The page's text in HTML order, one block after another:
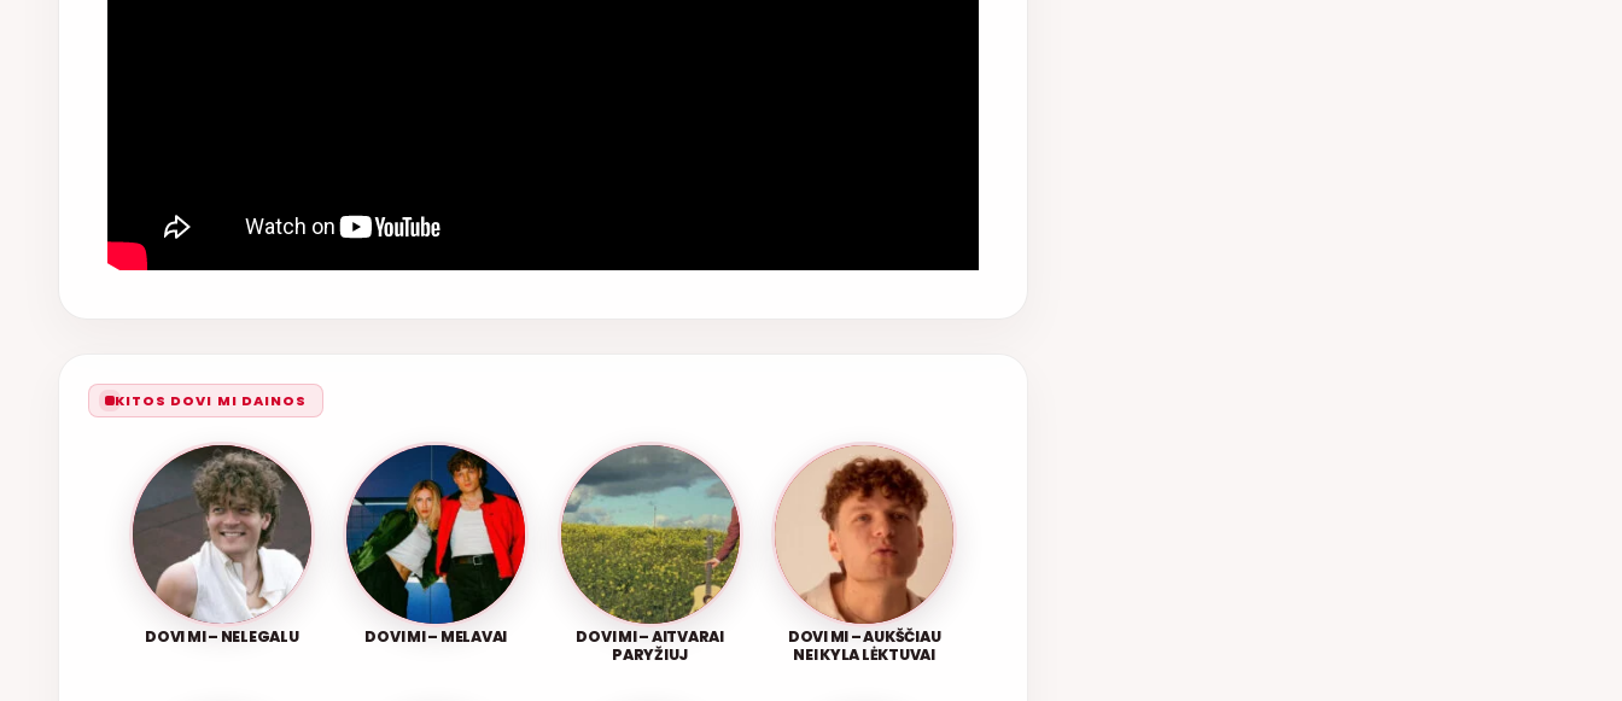
KITOS DOVI MI DAINOS
DOVI MI – NELEGALU DOVI MI – MELAVAI
DOVI MI – AITVARAI
PARYŽIUJ
DOVI MI – AUKŠČIAU
NEI KYLA LĖKTUVAI